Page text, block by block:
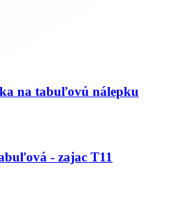
na tabuľovú nálepku
- zajac T11